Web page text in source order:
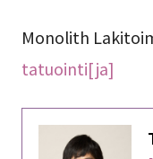
Monolith
tatuointi[ja]